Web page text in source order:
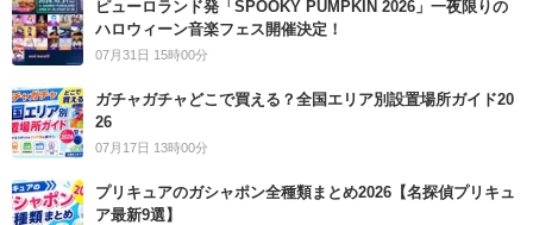
ピューロランド発「SPOOKY PUMPKIN 2026」一夜限りの
ハロウィーン音楽フェス開催決定！
07月31日 15時00分
ガチャガチャどこで買える？全国エリア別設置場所ガイド20
26
07月17日 13時00分
プリキュアのガシャポン全種類まとめ2026【名探偵プリキュ
ア最新9選】